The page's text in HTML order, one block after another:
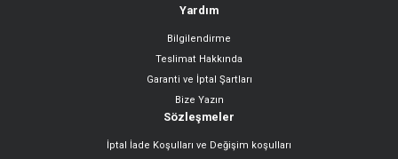
Yardım
Bilgilendirme
Teslimat Hakkında
Garanti ve İptal Şartları
Bize Yazın
Sözleşmeler
İptal İade Koşulları ve Değişim koşulları